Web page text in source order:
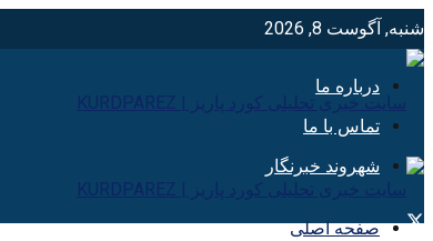
شنبه, آگوست 8, 2026
درباره ما
تماس با ما
شهروند خبرنگار
صفحه اصلی